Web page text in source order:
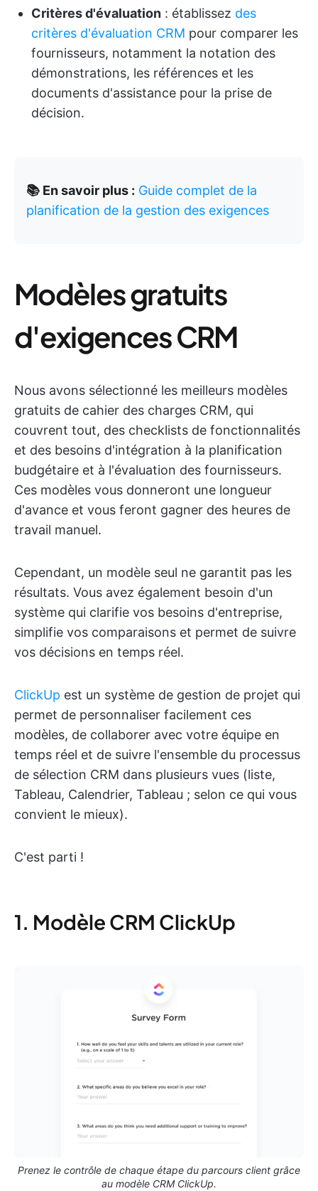
Critères d'évaluation : établissez des
critères d'évaluation CRM pour comparer les
fournisseurs, notamment la notation des
démonstrations, les références et les
documents d'assistance pour la prise de
décision.
📚 En savoir plus : Guide complet de la
planification de la gestion des exigences
Modèles gratuits
d'exigences CRM
Nous avons sélectionné les meilleurs modèles
gratuits de cahier des charges CRM, qui
couvrent tout, des checklists de fonctionnalités
et des besoins d'intégration à la planification
budgétaire et à l'évaluation des fournisseurs.
Ces modèles vous donneront une longueur
d'avance et vous feront gagner des heures de
travail manuel.
Cependant, un modèle seul ne garantit pas les
résultats. Vous avez également besoin d'un
système qui clarifie vos besoins d'entreprise,
simplifie vos comparaisons et permet de suivre
vos décisions en temps réel.
ClickUp est un système de gestion de projet qui
permet de personnaliser facilement ces
modèles, de collaborer avec votre équipe en
temps réel et de suivre l'ensemble du processus
de sélection CRM dans plusieurs vues (liste,
Tableau, Calendrier, Tableau ; selon ce qui vous
convient le mieux).
C'est parti !
1. Modèle CRM ClickUp
Prenez le contrôle de chaque étape du parcours client grâce
au modèle CRM ClickUp.